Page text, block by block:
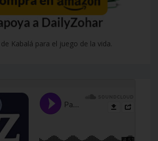
Kabalá para el juego de la vida.